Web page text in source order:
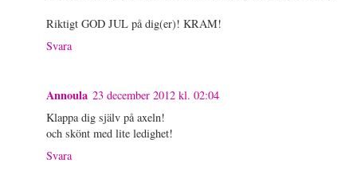
Riktigt GOD JUL på dig(er)! KRAM!
Svara
Annoula 23 december 2012 kl. 02:04
Klappa dig själv på axeln!
och skönt med lite ledighet!
Svara